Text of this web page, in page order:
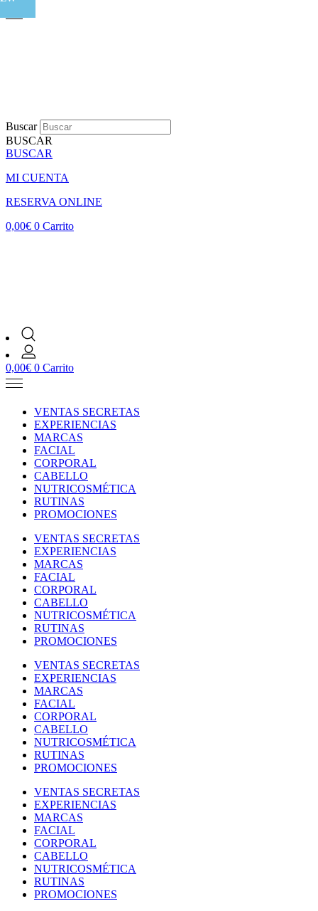
Buscar
BUSCAR
BUSCAR
MI CUENTA
RESERVA ONLINE
0,00€ 0 Carrito
0,00€ 0 Carrito
VENTAS SECRETAS
EXPERIENCIAS
MARCAS
FACIAL
CORPORAL
CABELLO
NUTRICOSMÉTICA
RUTINAS
PROMOCIONES
VENTAS SECRETAS
EXPERIENCIAS
MARCAS
FACIAL
CORPORAL
CABELLO
NUTRICOSMÉTICA
RUTINAS
PROMOCIONES
VENTAS SECRETAS
EXPERIENCIAS
MARCAS
FACIAL
CORPORAL
CABELLO
NUTRICOSMÉTICA
RUTINAS
PROMOCIONES
VENTAS SECRETAS
EXPERIENCIAS
MARCAS
FACIAL
CORPORAL
CABELLO
NUTRICOSMÉTICA
RUTINAS
PROMOCIONES